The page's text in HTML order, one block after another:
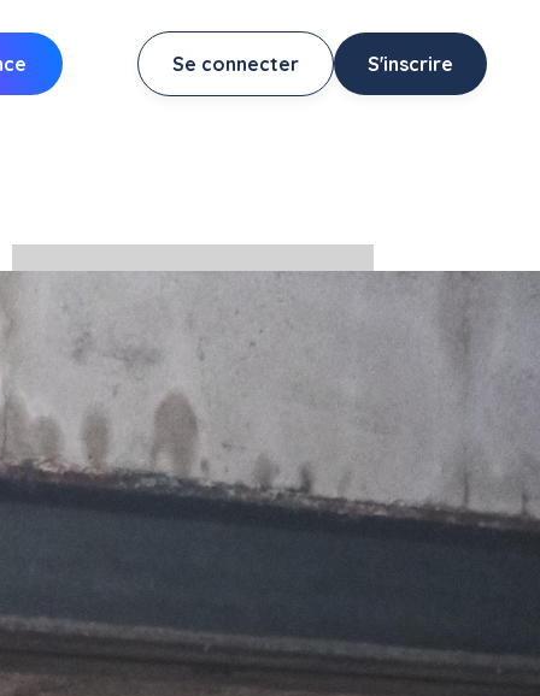
Se connecter S'inscrire